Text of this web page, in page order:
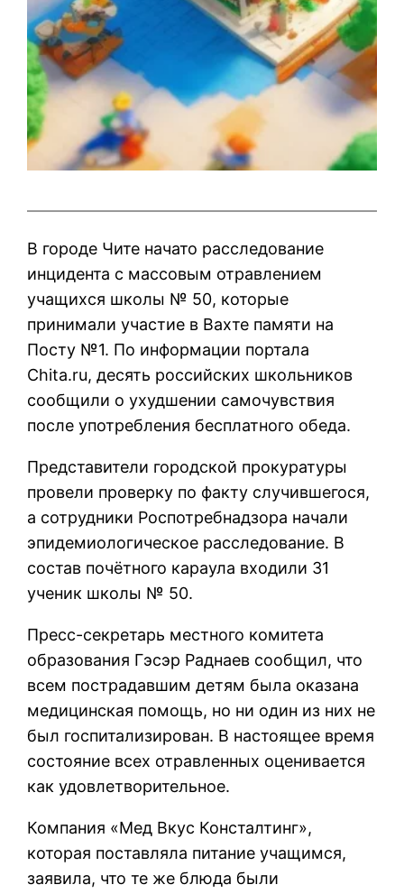
В городе Чите начато расследование
инцидента с массовым отравлением
учащихся школы № 50, которые
принимали участие в Вахте памяти на
Посту №1. По информации портала
Chita.ru, десять российских школьников
сообщили о ухудшении самочувствия
после употребления бесплатного обеда.
Представители городской прокуратуры
провели проверку по факту случившегося,
а сотрудники Роспотребнадзора начали
эпидемиологическое расследование. В
состав почётного караула входили 31
ученик школы № 50.
Пресс-секретарь местного комитета
образования Гэсэр Раднаев сообщил, что
всем пострадавшим детям была оказана
медицинская помощь, но ни один из них не
был госпитализирован. В настоящее время
состояние всех отравленных оценивается
как удовлетворительное.
Компания «Мед Вкус Консталтинг»,
которая поставляла питание учащимся,
заявила, что те же блюда были